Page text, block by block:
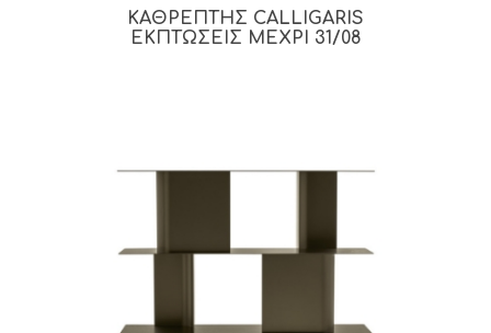
ΚΑΘΡΕΠΤΗΣ CALLIGARIS
ΕΚΠΤΩΣΕΙΣ ΜΕΧΡΙ 31/08